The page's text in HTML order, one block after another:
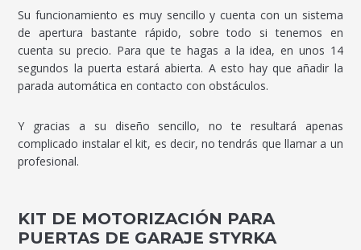
Su funcionamiento es muy sencillo y cuenta con un sistema
de apertura bastante rápido, sobre todo si tenemos en
cuenta su precio. Para que te hagas a la idea, en unos 14
segundos la puerta estará abierta. A esto hay que añadir la
parada automática en contacto con obstáculos.
Y gracias a su diseño sencillo, no te resultará apenas
complicado instalar el kit, es decir, no tendrás que llamar a un
profesional.
KIT DE MOTORIZACIÓN PARA
PUERTAS DE GARAJE STYRKA